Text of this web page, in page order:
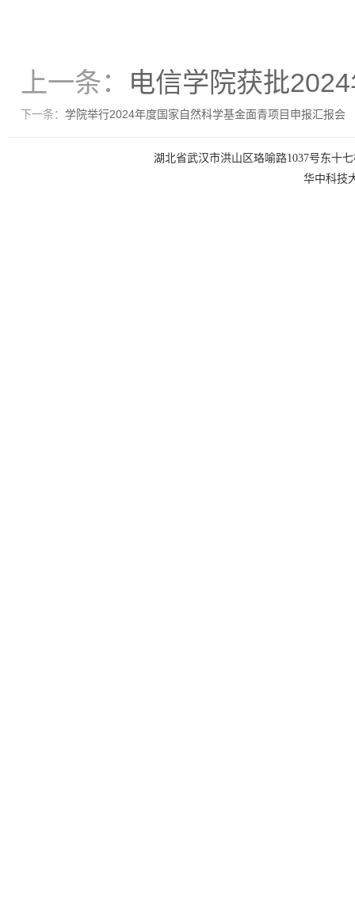
上一条： 电信学院获批
下一条： 学院举行2024年度国家自然科学基金面青项目申报汇报会
湖北省武汉市洪山区珞喻路1037号东十
华中科技